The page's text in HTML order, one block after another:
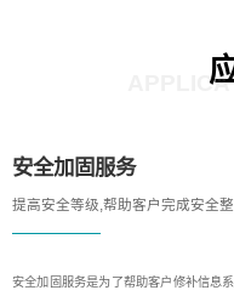
安全加固服务
提高安全等级,帮助客户完成安全整
安全加固服务是为了帮助客户修补信息